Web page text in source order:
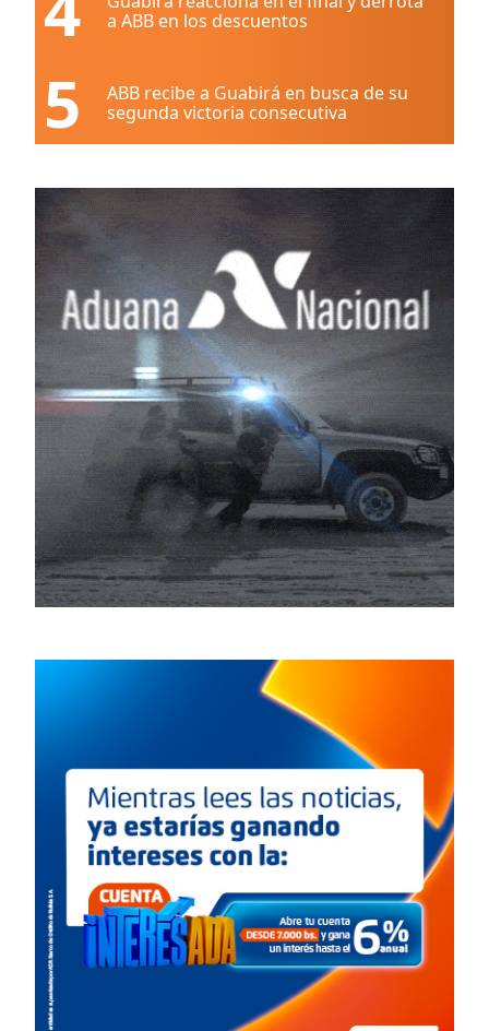
a ABB en los descuentos
5
ABB recibe a Guabirá en busca de su
segunda victoria consecutiva